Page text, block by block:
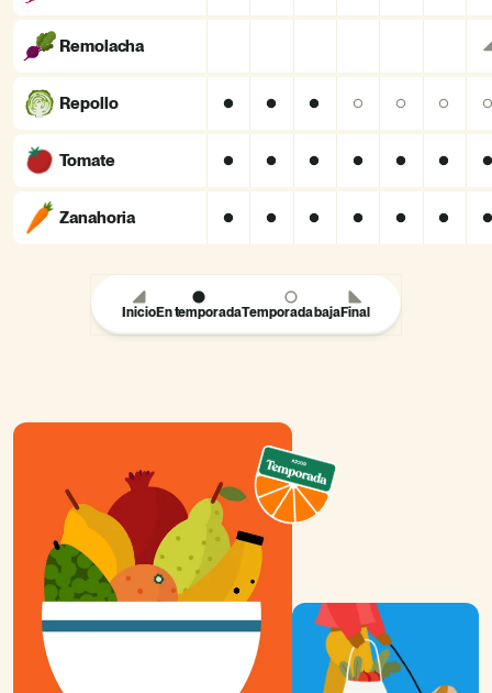
InicioEn temporadaTemporada bajaFinal
Remolacha
Repollo
Tomate
Zanahoria